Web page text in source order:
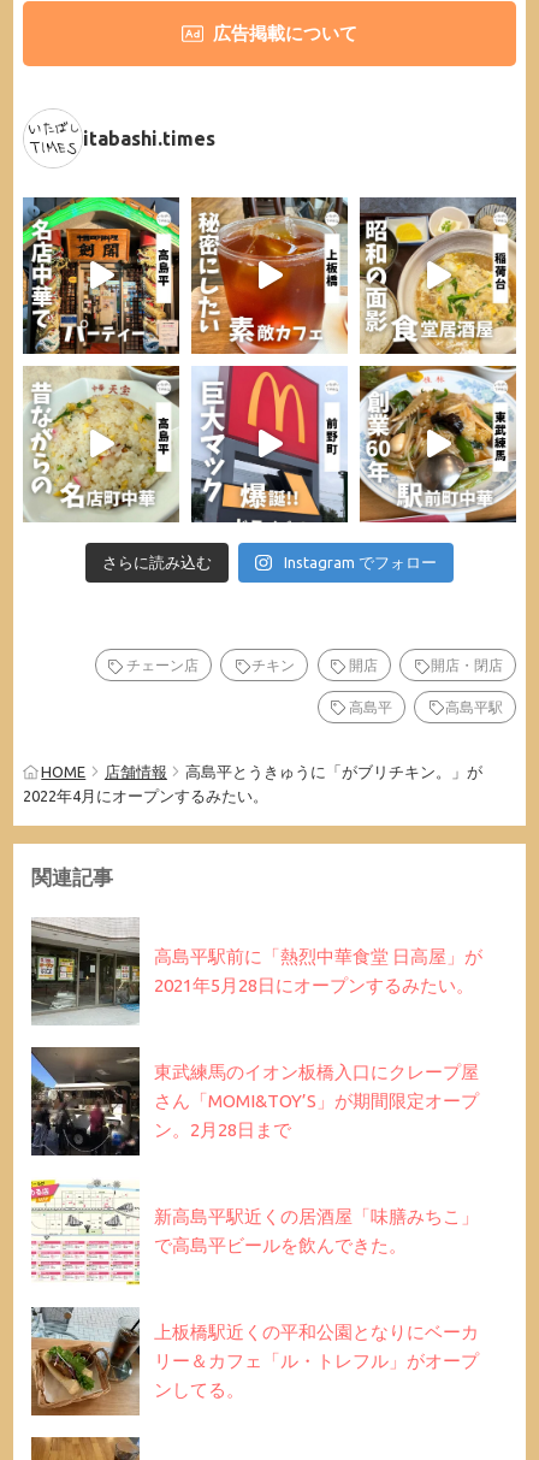
広告掲載について
itabashi.times
さらに読み込む Instagram でフォロー
チェーン店 チキン 開店 開店・閉店
高島平 高島平駅
HOME 店舗情報
高島平とうきゅうに「がブリチキン。」が
2022年4月にオープンするみたい。
関連記事
高島平駅前に「熱烈中華食堂 日高屋」が
2021年5月28日にオープンするみたい。
東武練馬のイオン板橋入口にクレープ屋
さん「MOMI&TOY’S」が期間限定オープ
ン。2月28日まで
新高島平駅近くの居酒屋「味膳みちこ」
で高島平ビールを飲んできた。
上板橋駅近くの平和公園となりにベーカ
リー＆カフェ「ル・トレフル」がオープ
ンしてる。